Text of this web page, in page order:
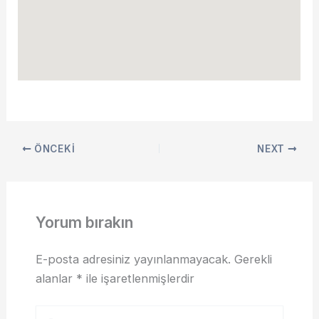
ÖNCEKI NEXT
Yorum bırakın
E-posta adresiniz yayınlanmayacak. Gerekli
alanlar * ile işaretlenmişlerdir